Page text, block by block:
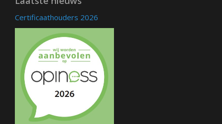
Certificaathouders 2026